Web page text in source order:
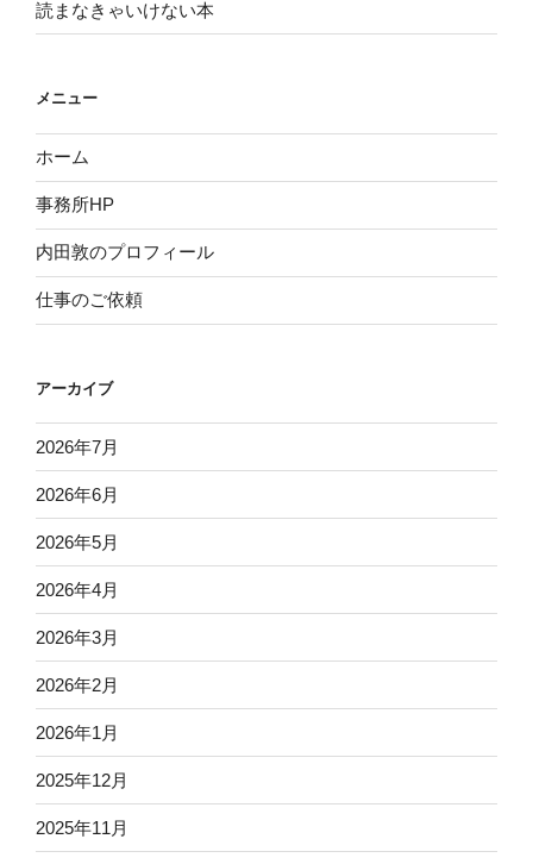
読まなきゃいけない本
メニュー
ホーム
事務所HP
内田敦のプロフィール
仕事のご依頼
アーカイブ
2026年7月
2026年6月
2026年5月
2026年4月
2026年3月
2026年2月
2026年1月
2025年12月
2025年11月